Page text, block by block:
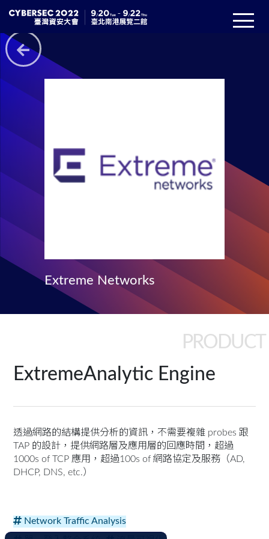
Extreme Networks
PRODUCT
ExtremeAnalytic Engine
透過網路的結構提供分析的資訊，不需要複雜 probes 跟
TAP 的設計，提供網路層及應用層的回應時間，超過
1000s of TCP 應用，超過100s of 網路協定及服務（AD,
DHCP, DNS, etc.）
Network Traffic Analysis